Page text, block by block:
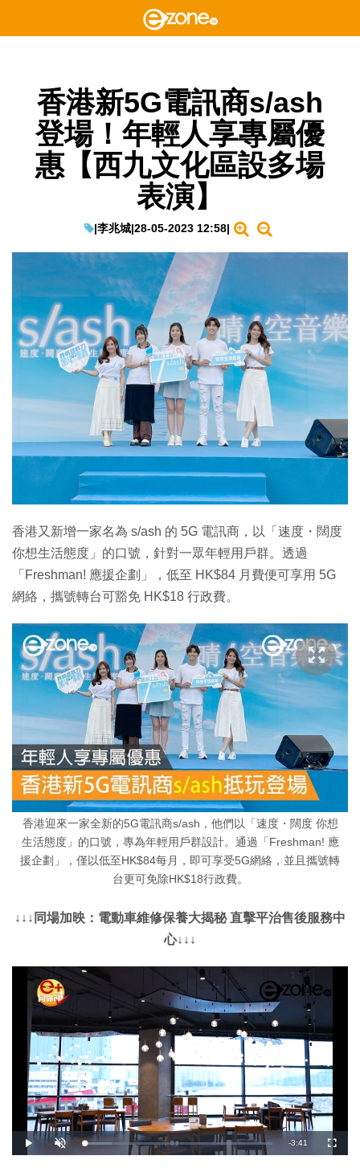
香港新5G電訊商s/ash
登場！年輕人享專屬優
惠【西九文化區設多場
表演】
|李兆城|28-05-2023 12:58|
香港又新增一家名為 s/ash 的 5G 電訊商，以「速度・闊度
你想生活態度」的口號，針對一眾年輕用戶群。透過
「Freshman! 應援企劃」，低至 HK$84 月費便可享用 5G
網絡，攜號轉台可豁免 HK$18 行政費。
香港迎來一家全新的5G電訊商s/ash，他們以「速度・闊度 你想
生活態度」的口號，專為年輕用戶群設計。通過「Freshman! 應
援企劃」，僅以低至HK$84每月，即可享受5G網絡，並且攜號轉
台更可免除HK$18行政費。
↓↓↓同場加映：電動車維修保養大揭秘 直擊平治售後服務中
心↓↓↓
播
放
開
啟
載
入
剩
-3:41
全
螢